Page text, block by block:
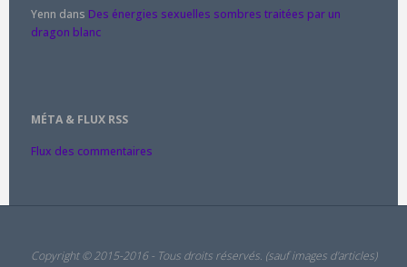
Yenn dans Des énergies sexuelles sombres traitées par un
dragon blanc
MÉTA & FLUX RSS
Flux des commentaires
Copyright © 2015-2016 - Tous droits réservés. (sauf images d'articles)